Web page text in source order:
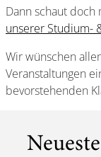
Dann schaut doch
unserer Studium-
Wir wünschen
Veranstaltungen
bevorstehenden